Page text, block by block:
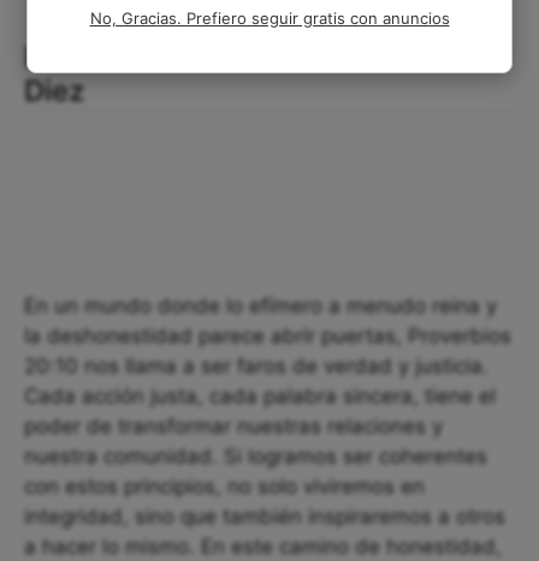
Reflexión Corta: Proverbios Veinte
Diez
En un mundo donde lo efímero a menudo reina y
la deshonestidad parece abrir puertas, Proverbios
20:10 nos llama a ser faros de verdad y justicia.
Cada acción justa, cada palabra sincera, tiene el
poder de transformar nuestras relaciones y
nuestra comunidad. Si logramos ser coherentes
con estos principios, no solo viviremos en
integridad, sino que también inspiraremos a otros
a hacer lo mismo. En este camino de honestidad,
No, Gracias. Prefiero seguir gratis con anuncios